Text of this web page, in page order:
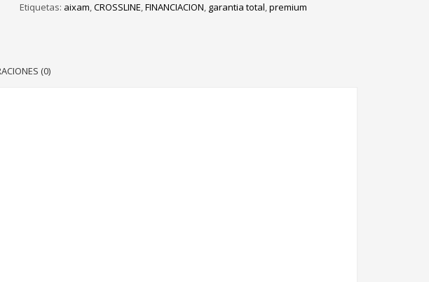
Etiquetas: aixam,CROSSLINE,FINANCIACION, garantia total,premium
(0)